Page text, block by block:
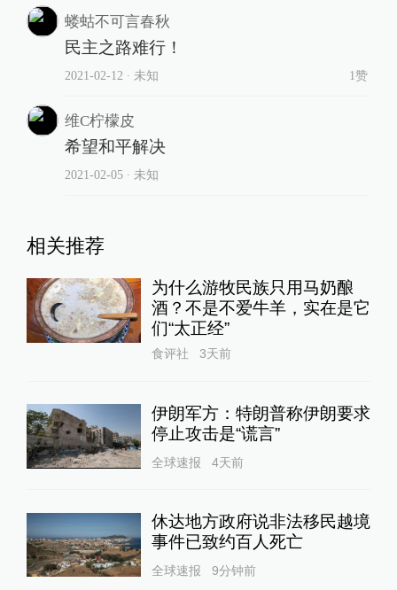
蝼蛄不可言春秋
民主之路难行！
2021-02-12 ∙ 未知 1赞
维C柠檬皮
希望和平解决
2021-02-05∙ 未知
相关推荐
为什么游牧民族只用马奶酿
酒？不是不爱牛羊，实在是它
们“太正经”
食评社 3天前
伊朗军方：特朗普称伊朗要求
停止攻击是“谎言”
全球速报 4天前
休达地方政府说非法移民越境
事件已致约百人死亡
全球速报 9分钟前